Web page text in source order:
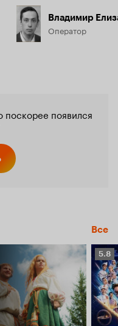
Владимир
Оператор
поскорее появился
Все
5.8
5.8